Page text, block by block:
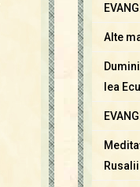
Alte
lea
Rusalii